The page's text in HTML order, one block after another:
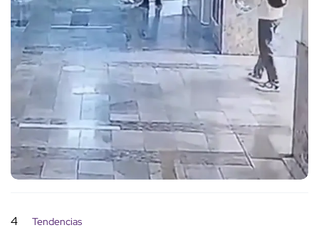
4 Tendencias